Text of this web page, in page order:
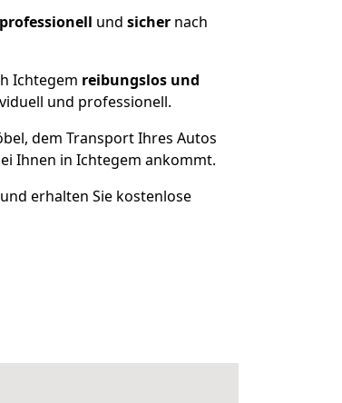
professionell und sicher nach
Ichtegem reibungslos und
und professionell.
dem Transport Ihres Autos
Ihnen in Ichtegem ankommt.
und erhalten Sie kostenlose